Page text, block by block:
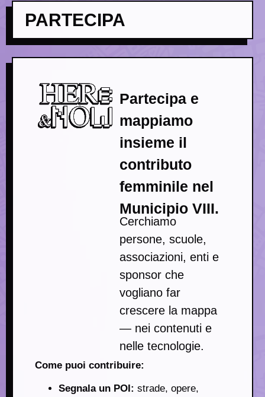
PARTECIPA
Partecipa e
mappiamo
insieme il
contributo
femminile nel
Municipio VIII.
Cerchiamo
persone, scuole,
associazioni, enti e
sponsor che
vogliano far
crescere la mappa
— nei contenuti e
nelle tecnologie.
Come puoi contribuire:
Segnala un POI: strade, opere,